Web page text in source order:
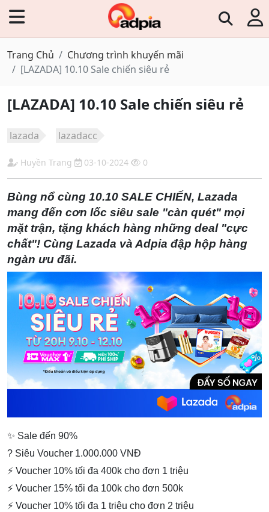
Trang Chủ
Chương trình khuyến mãi
[LAZADA] 10.10 Sale chiến siêu rẻ
[LAZADA] 10.10 Sale chiến siêu rẻ
lazada lazadacc
Huyền Trang 03-10-2024 0
Bùng nổ cùng 10.10 SALE CHIẾN, Lazada
mang đến cơn lốc siêu sale "càn quét" mọi
mặt trận, tặng khách hàng những deal "cực
chất"! Cùng Lazada và Adpia đập hộp hàng
ngàn ưu đãi.
✨ Sale đến 90%
? Siêu Voucher 1.000.000 VNĐ
⚡ Voucher 10% tối đa 400k cho đơn 1 triệu
⚡ Voucher 15% tối đa 100k cho đơn 500k
⚡ Voucher 10% tối đa 1 triệu cho đơn 2 triệu